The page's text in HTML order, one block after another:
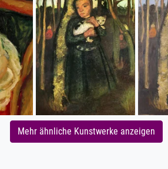
Mehr ähnliche Kunstwerke anzeigen